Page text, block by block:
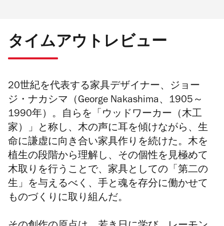
タイムアウトレビュー
20 世紀を代表する家具デザイナー、ジョー
ジ・ナカシマ（George Nakashima、 1905 ～
1990年）。自らを「ウッドワーカー（木工
家）」と称し、木の声に耳を傾けながら、生
命に謙虚に向き合い家具作りを続けた。木を
植生の段階から理解し、その個性を見極めて
木取りを行うことで、家具としての「第二の
生」を与えるべく、手と魂を存分に働かせて
ものづくりに取り組んだ。